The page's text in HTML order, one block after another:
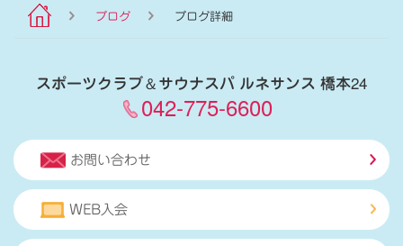
ブログ ブログ詳細
スポーツクラブ＆サウナスパ ルネサンス 橋本24
042-775-6600
お問い合わせ
WEB入会